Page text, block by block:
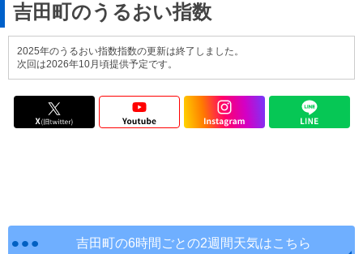
吉田町のうるおい指数
2025年のうるおい指数指数の更新は終了しました。
次回は2026年10月頃提供予定です。
吉田町の6時間ごとの2週間天気はこちら